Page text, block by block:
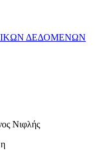
ΔΕΔΟΜΕΝΩΝ
Νιφλής